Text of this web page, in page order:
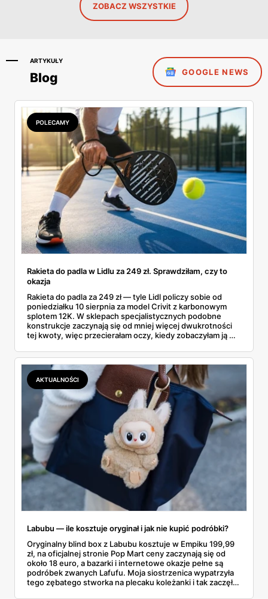
ZOBACZ WSZYSTKIE
ARTYKUŁY
Blog GOOGLE NEWS
POLECAMY
Rakieta do padla w Lidlu za 249 zł. Sprawdziłam, czy to
okazja
Rakieta do padla za 249 zł — tyle Lidl policzy sobie od
poniedziałku 10 sierpnia za model Crivit z karbonowym
splotem 12K. W sklepach specjalistycznych podobne
konstrukcje zaczynają się od mniej więcej dwukrotności
tej kwoty, więc przecierałam oczy, kiedy zobaczyłam ją w
najszybciej rosnący sport w Polsce: kortów przybywa
lawinowo, a chętnych jeszcze szybciej. Sprawdziłam, co
dokładnie dostajemy za te pieniądze i komu taka rakieta
faktycznie wystarczy.
AKTUALNOŚCI
Labubu — ile kosztuje oryginał i jak nie kupić podróbki?
Oryginalny blind box z Labubu kosztuje w Empiku 199,99
zł, na oficjalnej stronie Pop Mart ceny zaczynają się od
około 18 euro, a bazarki i internetowe okazje pełne są
podróbek zwanych Lafufu. Moja siostrzenica wypatrzyła
tego zębatego stworka na plecaku koleżanki i tak zaczęło